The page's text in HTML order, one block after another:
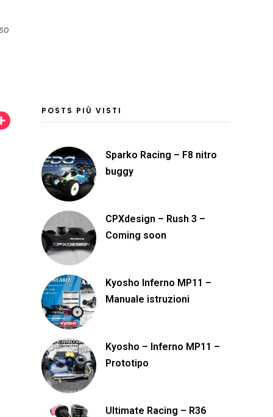
C
POSTS PIÙ VISTI
Sparko Racing – F8 nitro
buggy
CPXdesign – Rush 3 –
Coming soon
Kyosho Inferno MP11 –
Manuale istruzioni
Kyosho – Inferno MP11 –
Prototipo
Ultimate Racing – R36